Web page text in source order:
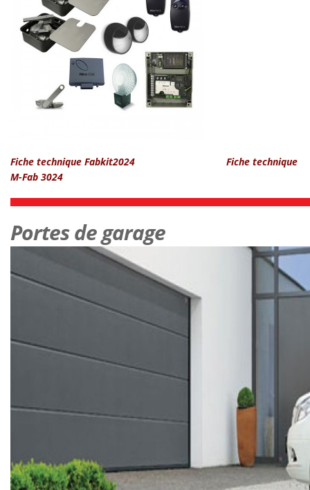
Fiche technique Fabkit2024
Fiche technique
M-Fab 3024
Portes de garage